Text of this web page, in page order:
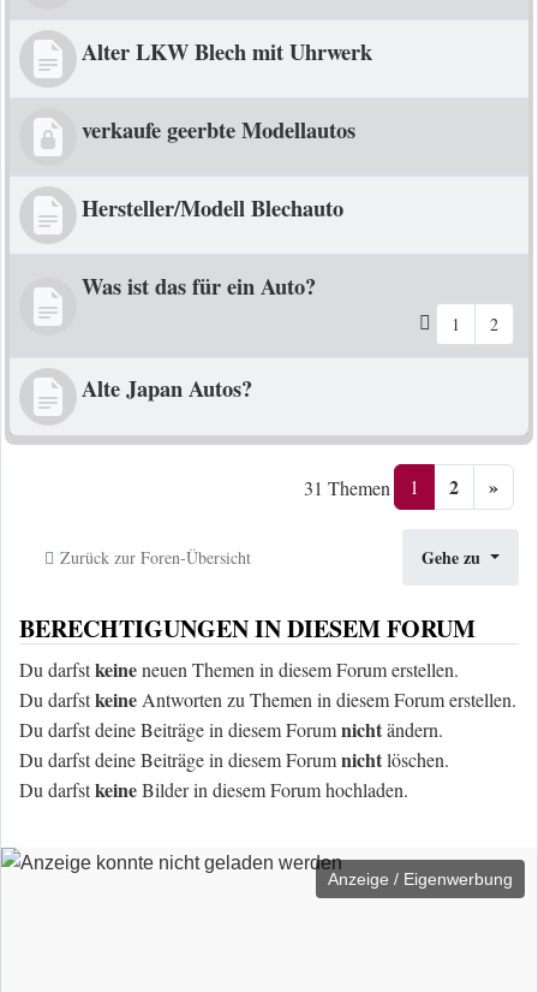
Alter LKW Blech mit Uhrwerk
verkaufe geerbte Modellautos
Hersteller/Modell Blechauto
Was ist das für ein Auto?
1 2
Alte Japan Autos?
31 Themen 1 2 »
Zurück zur Foren-Übersicht Gehe zu
BERECHTIGUNGEN IN DIESEM FORUM
Du darfstkeineneuen Themen in diesem Forum erstellen.
Du darfstkeine Antworten zu Themen in diesem Forum erstellen.
Du darfst deine Beiträge in diesem Forumnichtändern.
Du darfst deine Beiträge in diesem Forumnichtlöschen.
Du darfstkeineBilder in diesem Forum hochladen.
Anzeige / Eigenwerbung